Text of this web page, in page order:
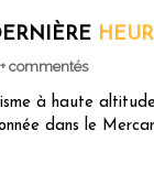
commentés
à haute
dans le